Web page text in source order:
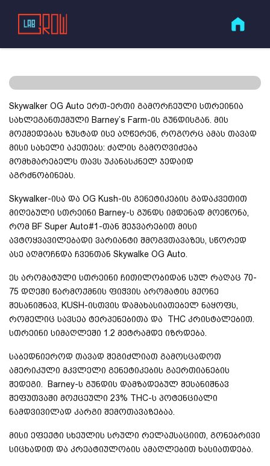
Strain info – Skyalker OG
Auto
Skywalker OG Auto ერთ-ერთი გამორჩეული სთრეინია
სახლეგანთქმული Barney’s Farm-ის გუნდისგან. მის
მოქმედებას ზუსტად ისე აღწერენ, როგორც ამას თავად
მისი სახელი აკეთებს: ძალის გამოღვიძება
მომხმარებელს თავს უკანასკნელ ჯედაიდ
აგრძნობინებს.
Skywalker-ისა და OG Kush-ის გენეტიკების გადაკვეთით
მიღებული სთრეინი Barney-ს გუნდს იმდენად მოეწონა,
რომ BF Super Auto#1-თან შეჯვარებით მისი
ავტოყვავილებადი ვარიანტი შმოგვთავაზეს, სწორედ
ასე აღმოჩნდა ჩვენთან Skywalke OG Auto.
ეს არომატული სთრეინი ჩითილობიდან სულ რაღაც 70-
75 დღეში წარმოქმნის ფიჭვის არომატის მქონე
შესანიშნავ, KUSH-ისთვის დამახასიათებელ ნაყოფს,
რომელიც სავსეა ტერპენებითა და THC კრისტალებით.
სთრეინი სიმაღლეში 1.2 მეტრამდე იზრდება.
საბედნიეროდ თავად შეგიძლიათ გამოსცადოთ
ამერიკული მკვლელი გენეტიკების გაერთიანების
შედეგი. Barney-ს გუნდის დამზადებულ შესანიშნავ
შეფუთვაში მოქცეული 23% THC-ს პოტენციალი
ნამდვივილად კარგი შემოთავაზებაა.
მისი ეფექტი სხეულის სრული რელაქსაციით, გონებრივი
სიცხადით და კრეატიულობის ამაღლებით ხასიათდება.